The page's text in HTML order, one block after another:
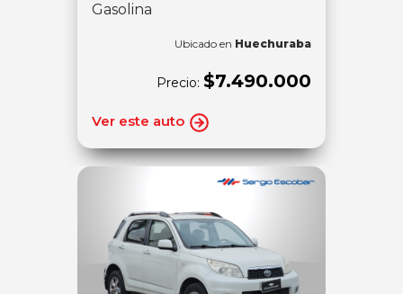
Gasolina
Ubicado en Huechuraba
Precio: $7.490.000
Ver este auto